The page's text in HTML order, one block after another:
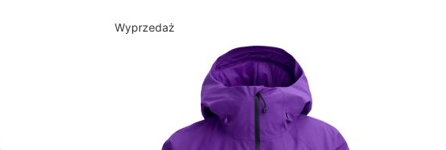
Wyprzedaż